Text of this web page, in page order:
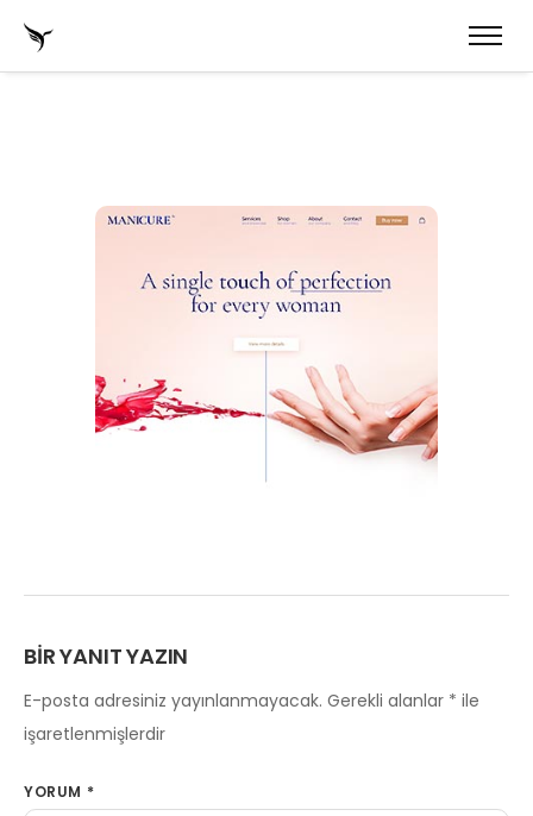
BIR YANIT YAZIN
E-posta adresiniz yayınlanmayacak. Gerekli alanlar * ile
işaretlenmişlerdir
YORUM *